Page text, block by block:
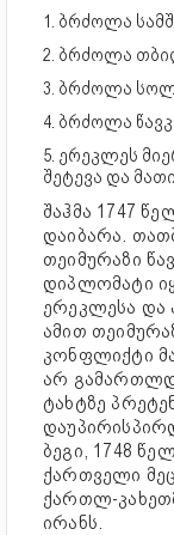
1. ბრძოლა
2. ბრძოლა
3. ბრძოლა
4. ბრძოლა
5. ერეკლეს
შეტევა და
შაჰმა 1747
დაიბარა.
თეიმურაზი
დიპლომატი
ერეკლესა და
ამით
კონფლიქტი
არ
ტახტზე
ბეგი, 1748
ქართველი
ქართლ-
ირანს.